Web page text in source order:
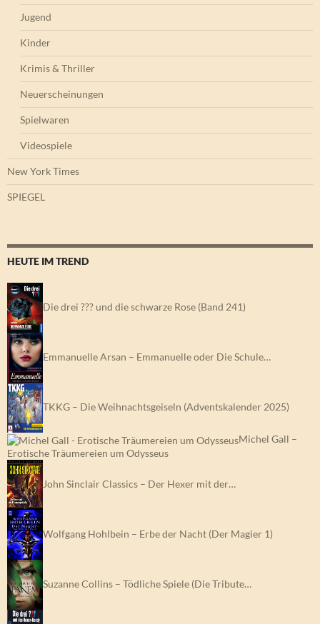
Jugend
Kinder
Krimis & Thriller
Neuerscheinungen
Spielwaren
Videospiele
New York Times
SPIEGEL
HEUTE IM TREND
Die drei ??? und die schwarze Rose (Band 241)
Emmanuelle Arsan – Emmanuelle oder Die Schule…
TKKG – Die Weihnachtsgeiseln (Adventskalender 2025)
Michel Gall –
Erotische Träumereien um Odysseus
John Sinclair Classics – Der Hexer mit der…
Wolfgang Hohlbein – Erbe der Nacht (Der Magier 1)
Suzanne Collins – Tödliche Spiele (Die Tribute…